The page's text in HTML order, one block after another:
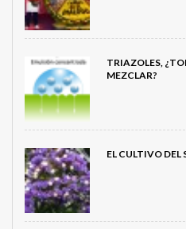
TRIAZOLES,
MEZCLAR?
EL CULTIVO DEL